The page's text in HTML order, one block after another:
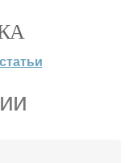
статьи